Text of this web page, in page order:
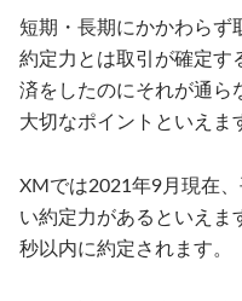
短期・長期にかかわらず
約定力とは取引が確定す
済をしたのにそれが通ら
大切なポイントといえま
XMでは2021年9月現在
い約定力があるといえま
秒以内に約定されます。